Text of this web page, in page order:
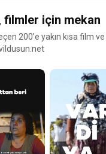
filmler için mekan
200’e yakın kısa film